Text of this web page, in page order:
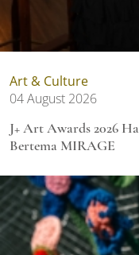
Art & Culture
04 August 2026
J+ Art Awards 2026
Bertema MIRAGE